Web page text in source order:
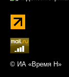
© ИА «Время Н»